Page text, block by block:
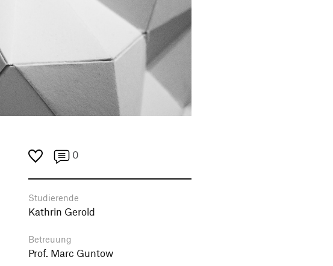
0
Studierende
Kathrin Gerold
Betreuung
Prof. Marc Guntow